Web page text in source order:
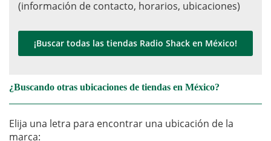
(información de contacto, horarios, ubicaciones)
¡Buscar todas las tiendas Radio Shack en México!
¿Buscando otras ubicaciones de tiendas en México?
Elija una letra para encontrar una ubicación de la
marca: